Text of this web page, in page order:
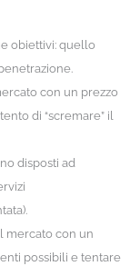
obiettivi: quello
con un prezzo
di “scremare” il
disposti ad
mercato con un
possibili e tentare